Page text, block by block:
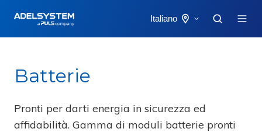
Italiano
Batterie
Pronti per darti energia in sicurezza ed
affidabilità. Gamma di moduli batterie pronti